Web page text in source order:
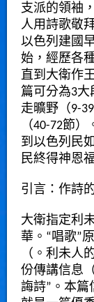
支派的領袖
人用詩歌敬
以色列建國
始，經歷各
直到大衛作
篇可分為3大
走曠野（9-
（40-72節
到以色列民
民終得神恩
引言：作詩
大衛指定利
華。“唱歌”
（。利未人
份傳講信息
誨詩”。本篇